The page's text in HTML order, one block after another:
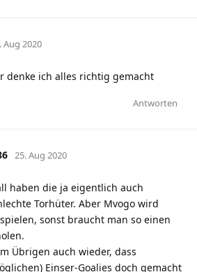
Aug 2020
denke ich alles richtig gemacht
Antworten
25. Aug 2020
haben die ja eigentlich auch
Torhüter. Aber Mvogo wird
sonst braucht man so einen
Übrigen auch wieder, dass
Einser-Goalies doch gemacht